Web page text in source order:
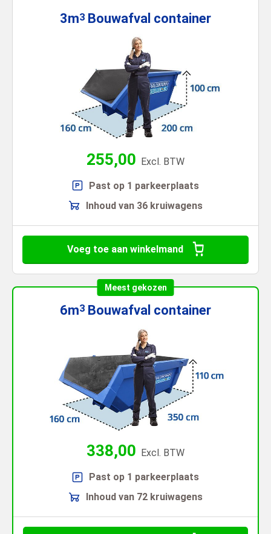
3m3 Bouwafval container
255,00 Excl. BTW
Past op 1 parkeerplaats
Inhoud van 36 kruiwagens
Voeg toe aan winkelmand
Meest gekozen
6m3 Bouwafval container
338,00 Excl. BTW
Past op 1 parkeerplaats
Inhoud van 72 kruiwagens